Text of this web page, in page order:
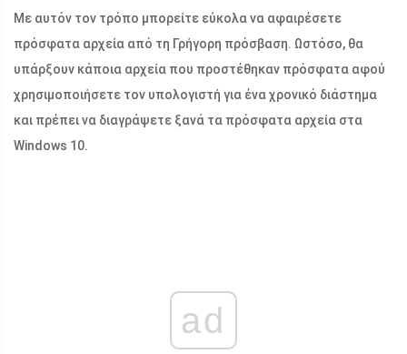
Με αυτόν τον τρόπο μπορείτε εύκολα να αφαιρέσετε
πρόσφατα αρχεία από τη Γρήγορη πρόσβαση. Ωστόσο, θα
υπάρξουν κάποια αρχεία που προστέθηκαν πρόσφατα αφού
χρησιμοποιήσετε τον υπολογιστή για ένα χρονικό διάστημα
και πρέπει να διαγράψετε ξανά τα πρόσφατα αρχεία στα
Windows 10.
ad